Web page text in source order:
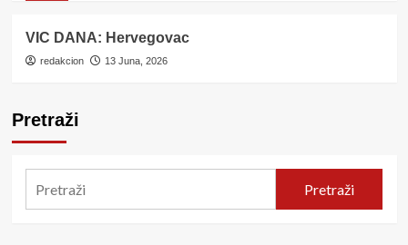
VIC DANA: Hervegovac
redakcion 13 Juna, 2026
Pretraži
Pretraži